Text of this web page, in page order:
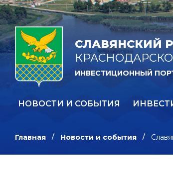
СЛАВЯНСКИЙ
ИНВЕСТИЦИОННЫЙ
НОВОСТИ И СОБЫТИЯ
Главная Новости и события